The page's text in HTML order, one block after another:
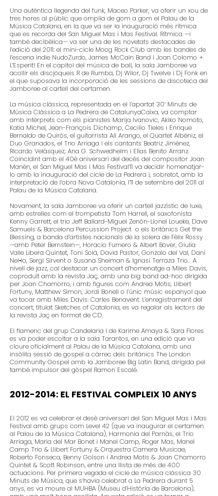
Una autèntica llegenda del funk, Maceo Parker, va oferir un xou de
tres hores al públic que omplia de gom a gom el Palau de la
Música Catalana, en la que va ser la inauguració més rítmica
que es recorda del San Miguel Mas i Mas Festival. Rítmica —i
també decibèlica— va ser una de les novetats destacades de
l’edició del 2011: el mini-cicle Moog Rock Club amb les bandes de
l’escena indie NudoZurdo, James McCain Band i Joan Colomo +
L’Esperit! En el capítol del música de ball, la sala Jamboree va
acollir els discjòqueis R de Rumba, Dj Wilor, Dj Twelve i Dj Fonk en
el que suposava la incorporació de les sessions de discoteca del
Jamboree al cartell del certamen.
La música clàssica, representada en el l’apartat 30’ Minuts de
Música Clàssica a La Pedrera de CatalunyaCaixa, va comptar
amb intèrprets com els pianistes Marija Ivanovic, Akiko Nomoto,
Katia Michel, Jean-François Dichamp, Cecilio Tieles i Enrique
Bernaldo de Quirós, el guitarrista Alí Arango, el Quartet Albéniz, el
Duo Granados, el Trio Arriaga i els cantants Beatriz Jiménez,
Ricardo Velásquez, Ana G. Schwedhelm i Elías Benito Arranz.
Coincidint amb el 40è aniversari del decés del compositor Joan
Manén, el San Miguel Mas i Mas Festival’11 va decidir homenatjar-
lo amb la inauguració del cicle de La Pedrera i, sobretot, amb la
interpretació de l’obra Nova Catalonia, l’11 de setembre del 2011 al
Palau de la Música Catalana.
Novament, la sala Jamboree va oferir un cartell jazzístic de luxe,
amb estrelles com el trompetista Tom Harrell, el saxofonista
Kenny Garrett, el trio Jeff Ballard-Miguel Zenón-Lionel Loueke, Dave
Samuels & Barcelona Percussion Project o els britànics Get the
Blessing, a banda d’artistes nacionals de la solera de Fèlix Rossy
—amb Peter Bernstein—, Horacio Fumero & Albert Bover, Giulia
Valle Libera Quintet, Toni Solà, David Pastor, Gonzalo del Val, Dani
Nel•lo, Sergi Sirvent o Susana Sheiman & Ignasi Terraza Trio. A
nivell de jazz, cal destacar un concert d’homenatge a Miles Davis,
coproduït amb la revista Jaç, amb una big band ad-hoc dirigida
per Joan Chamorro, i amb figures com Andrea Motis, Llibert
Fortuny, Matthew Simon, Jordi Bonell o l’únic músic espanyol que
va tocar amb Miles Davis: Carles Benavent. L’enregistrament del
concert, titulat Sketches of Catalonia, es va regalar als lectors de
la revista Jaç en format de CD.
El flamenc del grup Candelaria i de Karime Amaya & Sara Flores
es va poder escoltar a la sala Tarantos, en una edició que va
cloure oficialment al Palau de la Música Catalana, amb una
insòlita sessió de gospel a càrrec dels britànics The London
Community Gospel amb la Jamboree Big Latin Band, dirigida pel
també impulsor del gòspel Ramon Escalé.
2012-2014: EL FESTIVAL COMPLEIX 10 ANYS
El 2012 es va celebrar el desè aniversari del San Miguel Mas i Mas
Festival amb grups com Level 42 (que va inaugurar el certamen
al Palau de la Música Catalana), Harmonia del Parnàs, el Trio
Arriaga, Maria del Mar Bonet i Manel Camp, Roger Mas, Manel
Camp Trio & Llibert Fortuny & Orquestra Camera Musicae,
Roberto Fonseca, Benny Golson i Andrea Motis & Joan Chamorro
Quintet & Scott Robinson, entre una llista de més de 400
actuacions. Per primera vegada el cicle de música clàssica 30
Minuts de Música, que s’havia celebrat a La Pedrera durant 5
anys, es va moure al MUHBA (Museu d’Història de Barcelona),